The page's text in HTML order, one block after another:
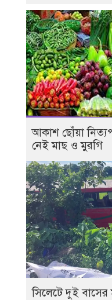
আকাশ ছোঁয়া
নেই মাছ ও মুরগি
সিলেটে দুই